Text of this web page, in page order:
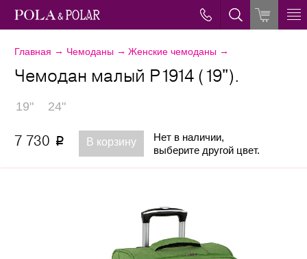
Главная → Чемоданы → Женские чемоданы →
Чемодан малый Р1914 (19").
19" 24"
7 730 p В корзину
Нет в наличии,
выберите другой цвет.